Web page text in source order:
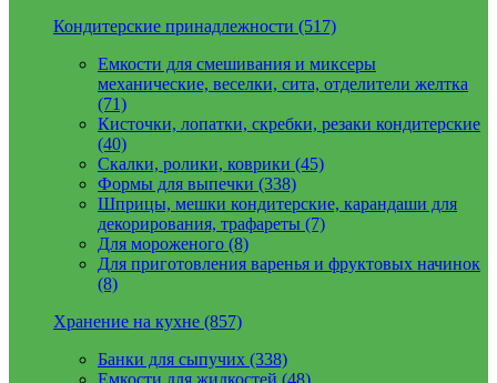
Кондитерские принадлежности (517)
Емкости для смешивания и миксеры
механические, веселки, сита, отделители желтка
(71)
Кисточки, лопатки, скребки, резаки кондитерские
(40)
Скалки, ролики, коврики (45)
Формы для выпечки (338)
Шприцы, мешки кондитерские, карандаши для
декорирования, трафареты (7)
Для мороженого (8)
Для приготовления варенья и фруктовых начинок
(8)
Хранение на кухне (857)
Банки для сыпучих (338)
Емкости для жидкостей (48)